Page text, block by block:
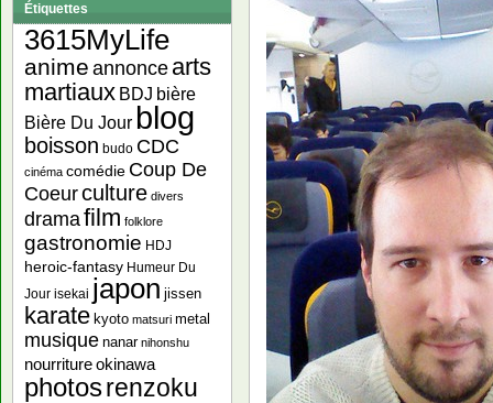
Étiquettes
3615MyLife
anime annonce arts
martiaux BDJ bière
Bière Du Jour blog
boisson budo CDC
cinéma comédie Coup De
Coeurculture divers
dramafilm folklore
gastronomie HDJ
heroic-fantasy Humeur Du
Jour isekai japon jissen
karate kyoto matsuri metal
musique nanar nihonshu
nourritureokinawa
photosrenzoku